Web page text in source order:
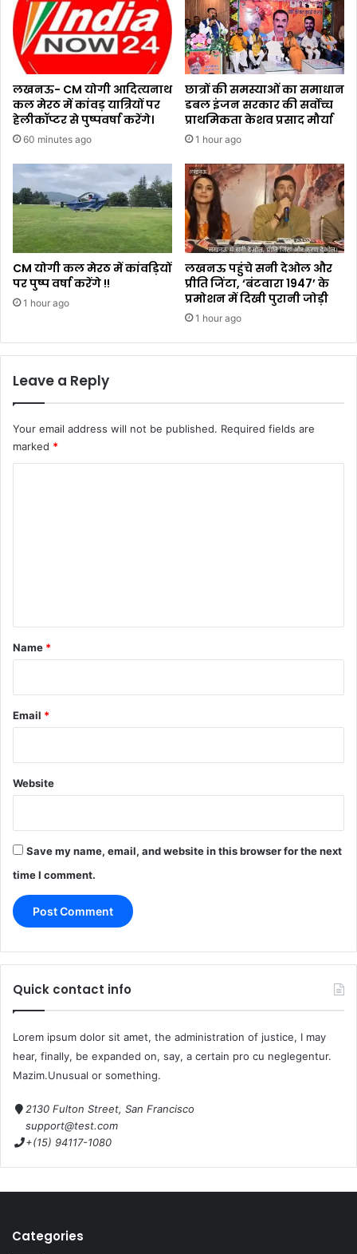
लखनऊ- CM योगी आदित्यनाथ
कल मेरठ में कांवड़ यात्रियों पर
हेलीकॉप्टर से पुष्पवर्षा करेंगे।
60 minutes ago
छात्रों की समस्याओं का समाधान
डबल इंजन सरकार की सर्वोच्च
प्राथमिकता केशव प्रसाद मौर्या
1 hour ago
CM योगी कल मेरठ में कांवड़ियों
पर पुष्प वर्षा करेंगे !!
1 hour ago
लखनऊ पहुंचे सनी देओल और
प्रीति जिंटा, ‘बंटवारा 1947’ के
प्रमोशन में दिखी पुरानी जोड़ी
1 hour ago
Leave a Reply
Your email address will not be published. Required fields are
marked *
*
Name *
Email *
Website
Save my name, email, and website in this browser for the next
time I comment.
Quick contact info
Lorem ipsum dolor sit amet, the administration of justice, I may
hear, finally, be expanded on, say, a certain pro cu neglegentur.
Mazim.Unusual or something.
2130 Fulton Street, San Francisco
support@test.com
+(15) 94117-1080
Categories